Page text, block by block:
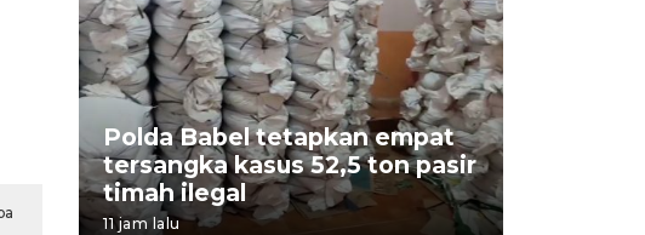
Polda Babel tetapkan empat
tersangka kasus 52,5 ton pasir
timah ilegal
11 jam lalu